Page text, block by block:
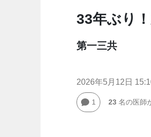
33年ぶり
第一三共
2026年5月12日
1 23名の医師